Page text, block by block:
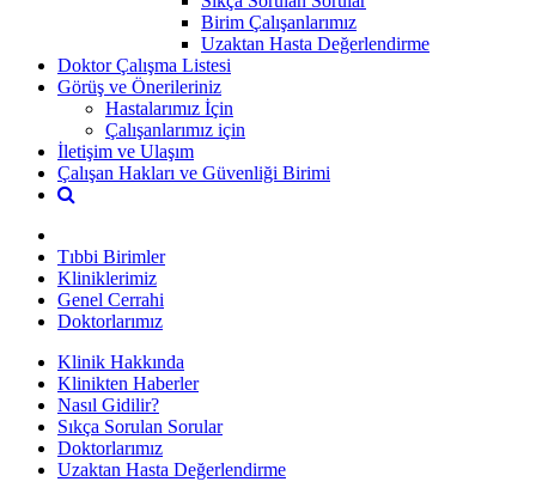
Birim Çalışanlarımız
Uzaktan Hasta Değerlendirme
Doktor Çalışma Listesi
Görüş ve Önerileriniz
Hastalarımız İçin
Çalışanlarımız için
İletişim ve Ulaşım
Çalışan Hakları ve Güvenliği Birimi
Tıbbi Birimler
Kliniklerimiz
Genel Cerrahi
Doktorlarımız
Klinik Hakkında
Klinikten Haberler
Nasıl Gidilir?
Sıkça Sorulan Sorular
Doktorlarımız
Uzaktan Hasta Değerlendirme